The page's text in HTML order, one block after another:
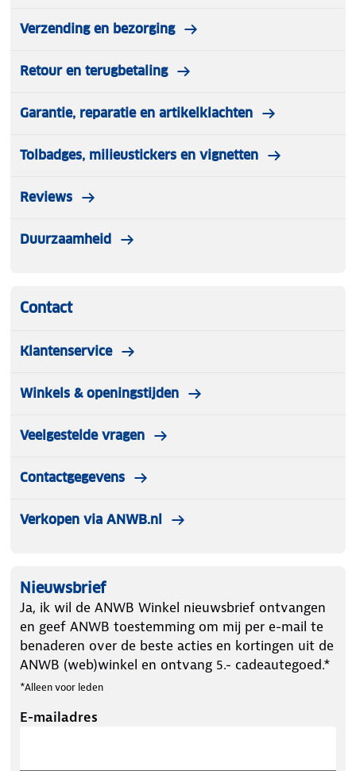
Verzending en bezorging
Retour en terugbetaling
Garantie, reparatie en artikelklachten
Tolbadges, milieustickers en vignetten
Reviews
Duurzaamheid
Contact
Klantenservice
Winkels & openingstijden
Veelgestelde vragen
Contactgegevens
Verkopen via ANWB.nl
Nieuwsbrief
Ja, ik wil de ANWB Winkel nieuwsbrief ontvangen
en geef ANWB toestemming om mij per e-mail te
benaderen over de beste acties en kortingen uit de
ANWB (web)winkel en ontvang 5.- cadeautegoed.*
*Alleen voor leden
E-mailadres